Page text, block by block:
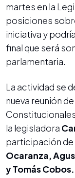
martes en la
posiciones
iniciativa y
final que será
parlamentaria.
La actividad se
nueva reunión
la legisladora
participación
Ocaranza,
y Tomás Cobos.